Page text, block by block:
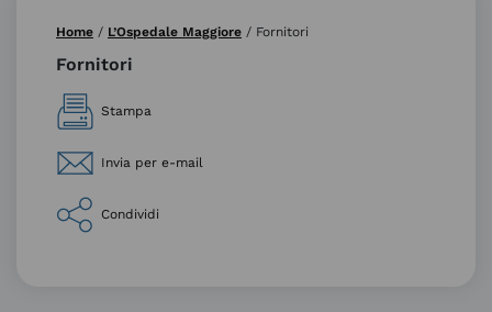
Home / L’Ospedale Maggiore / Fornitori
Fornitori
Stampa
Invia per e-mail
Condividi